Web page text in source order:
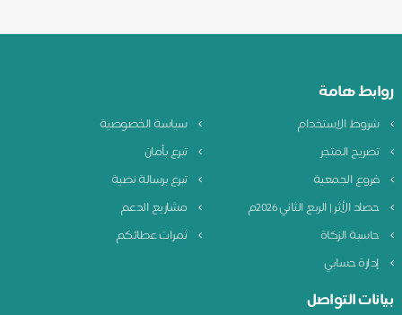
روابط هامة
شروط الاستخدام
سياسة الخصوصية
تصريح المتجر
تبرع بأمان
فروع الجمعية
تبرع برسالة نصية
حصاد الأثر | الربع الثاني 2026م
مشاريع الدعم
حاسبة الزكاة
ثمرات عطائكم
إدارة حسابي
بيانات التواصل